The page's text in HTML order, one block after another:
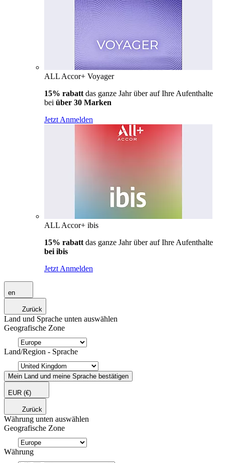
ALL Accor+ Voyager
15% rabatt das ganze Jahr über auf Ihre Aufenthalte
bei über 30 Marken
Jetzt Anmelden
ALL Accor+ ibis
15% rabatt das ganze Jahr über auf Ihre Aufenthalte
bei ibis
Jetzt Anmelden
en
Zurück
Land und Sprache unten auswählen
Geografische Zone
Land/Region - Sprache
Mein Land und meine Sprache bestätigen
EUR (€)
Zurück
Währung unten auswählen
Geografische Zone
Währung